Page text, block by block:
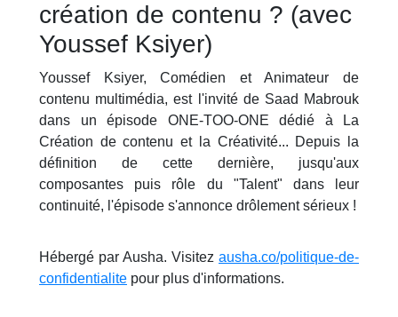
création de contenu ? (avec
Youssef Ksiyer)
Youssef Ksiyer, Comédien et Animateur de
contenu multimédia, est l'invité de Saad Mabrouk
dans un épisode ONE-TOO-ONE dédié à La
Création de contenu et la Créativité... Depuis la
définition de cette dernière, jusqu'aux
composantes puis rôle du "Talent" dans leur
continuité, l'épisode s'annonce drôlement sérieux !
Hébergé par Ausha. Visitez ausha.co/politique-de-
confidentialite pour plus d'informations.